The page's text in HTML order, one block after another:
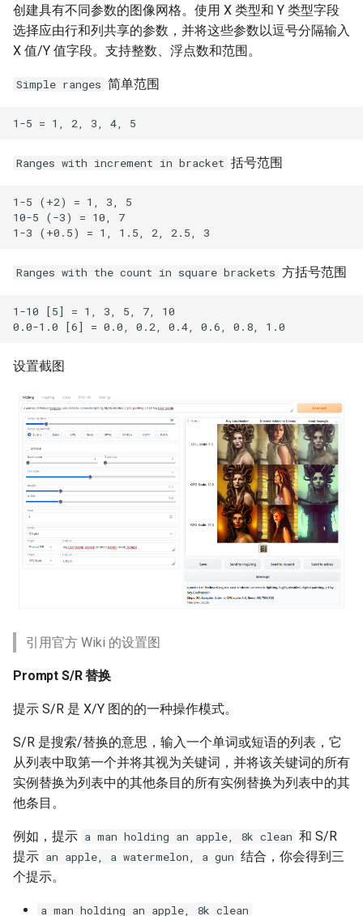
创建具有不同参数的图像网格。使用 X 类型和 Y 类型字段
选择应由行和列共享的参数，并将这些参数以逗号分隔输入
X 值/Y 值字段。支持整数、浮点数和范围。
Simple ranges 简单范围
Ranges with increment in bracket 括号范围
1-5 (+2) = 1, 3, 5
10-5 (-3) = 10, 7
Ranges with the count in square brackets 方括号范围
1-10 [5] = 1, 3, 5, 7, 10
设置截图
引用官方 Wiki 的设置图
Prompt S/R 替换
提示 S/R 是 X/Y 图的的一种操作模式。
S/R 是搜索/替换的意思，输入一个单词或短语的列表，它
从列表中取第一个并将其视为关键词，并将该关键词的所有
实例替换为列表中的其他条目的所有实例替换为列表中的其
他条目。
例如，提示 a man holding an apple, 8k clean 和 S/R
提示 an apple, a watermelon, a gun 结合，你会得到三
个提示。
a man holding an apple, 8k clean